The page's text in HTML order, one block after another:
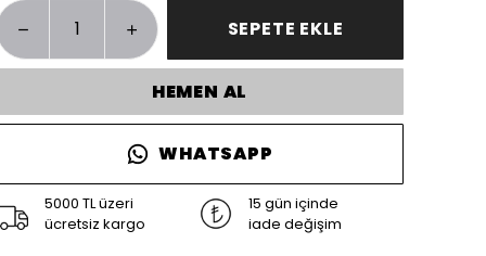
SEPETE EKLE
HEMEN AL
WHATSAPP
5000 TL üzeri
ücretsiz kargo
15 gün içinde
iade değişim